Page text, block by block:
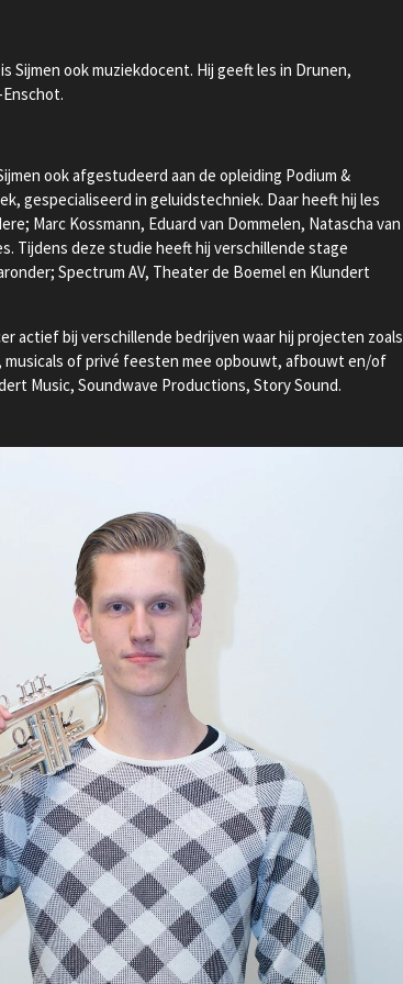
Sijmen ook muziekdocent. Hij geeft les in Drunen,
ook afgestudeerd aan de opleiding Podium &
gespecialiseerd in geluidstechniek. Daar heeft hij les
Marc Kossmann, Eduard van Dommelen, Natascha van
Tijdens deze studie heeft hij verschillende stage
Spectrum AV, Theater de Boemel en Klundert
actief bij verschillende bedrijven waar hij projecten zoals
of privé feesten mee opbouwt, afbouwt en/of
Music, Soundwave Productions, Story Sound.